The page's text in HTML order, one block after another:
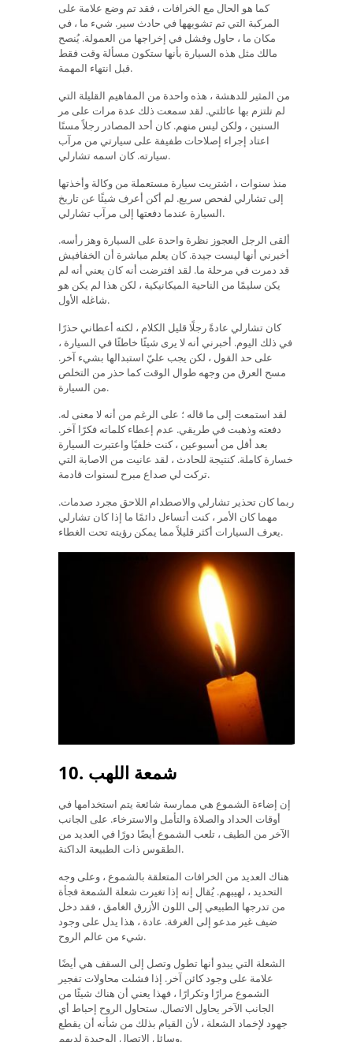
كما هو الحال مع الخرافات ، فقد تم وضع علامة على
المركبة التي تم تشويهها في حادث سير. شيء ما ، في
مكان ما ، حاول وفشل في إخراجها من العمولة. يُنصح
مالك مثل هذه السيارة بأنها ستكون مسألة وقت فقط
قبل انتهاء المهمة.
من المثير للدهشة ، هذه واحدة من المفاهيم القليلة التي
لم تلتزم بها عائلتي. لقد سمعت ذلك عدة مرات على مر
السنين ، ولكن ليس منهم. كان أحد المصادر رجلاً مسنًا
اعتاد إجراء إصلاحات طفيفة على سيارتي من مرآب
سيارته. كان اسمه تشارلي.
منذ سنوات ، اشتريت سيارة مستعملة من وكالة وأخذتها
إلى تشارلي لفحص سريع. لم أكن أعرف شيئًا عن تاريخ
السيارة عندما دفعتها إلى مرآب تشارلي.
ألقى الرجل العجوز نظرة واحدة على السيارة وهز رأسه.
أخبرني أنها ليست جيدة. كان يعلم مباشرة أن الخفافيش
قد دمرت في مرحلة ما. لقد افترضت أنه كان يعني أنه لم
يكن سليمًا من الناحية الميكانيكية ، لكن هذا لم يكن هو
شاغله الأول.
كان تشارلي عادةً رجلًا قليل الكلام ، لكنه أعطاني حذرًا
في ذلك اليوم. أخبرني أنه لا يرى شيئًا خاطئًا في السيارة ،
على حد القول ، لكن يجب عليّ استبدالها بشيء آخر.
مسح العرق من وجهه طوال الوقت كما حذر من التخلص
من السيارة.
لقد استمعت إلى ما قاله ؛ على الرغم من أنه لا معنى له.
دفعته وذهبت في طريقي. عدم إعطاء كلماته فكرًا آخر.
بعد أقل من أسبوعين ، كنت خلفيًا واعتبرت السيارة
خسارة كاملة. كنتيجة للحادث ، لقد عانيت من الاصابة التي
تركت لي صداع مبرح لسنوات قادمة.
ربما كان تحذير تشارلي والاصطدام اللاحق مجرد صدمات.
مهما كان الأمر ، كنت أتساءل دائمًا ما إذا كان تشارلي
يعرف السيارات أكثر قليلاً مما يمكن رؤيته تحت الغطاء.
10. شمعة اللهب
إن إضاءة الشموع هي ممارسة شائعة يتم استخدامها في
أوقات الحداد والصلاة والتأمل والاسترخاء. على الجانب
الآخر من الطيف ، تلعب الشموع أيضًا دورًا في العديد من
الطقوس ذات الطبيعة الداكنة.
هناك العديد من الخرافات المتعلقة بالشموع ، وعلى وجه
التحديد ، لهيبهم. يُقال إنه إذا تغيرت شعلة الشمعة فجأة
من تدرجها الطبيعي إلى اللون الأزرق الغامق ، فقد دخل
ضيف غير مدعو إلى الغرفة. عادة ، هذا يدل على وجود
شيء من عالم الروح.
الشعلة التي يبدو أنها تطول وتصل إلى السقف هي أيضًا
علامة على وجود كائن آخر. إذا فشلت محاولات تفجير
الشموع مرارًا وتكرارًا ، فهذا يعني أن هناك شيئًا من
الجانب الآخر يحاول الاتصال. ستحاول الروح إحباط أي
جهود لإخماد الشعلة ، لأن القيام بذلك من شأنه أن يقطع
وسائل الاتصال الوحيدة لديهم.